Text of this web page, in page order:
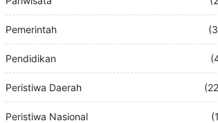
Organisasi
Pariwisata
Pemerintah
Pendidikan